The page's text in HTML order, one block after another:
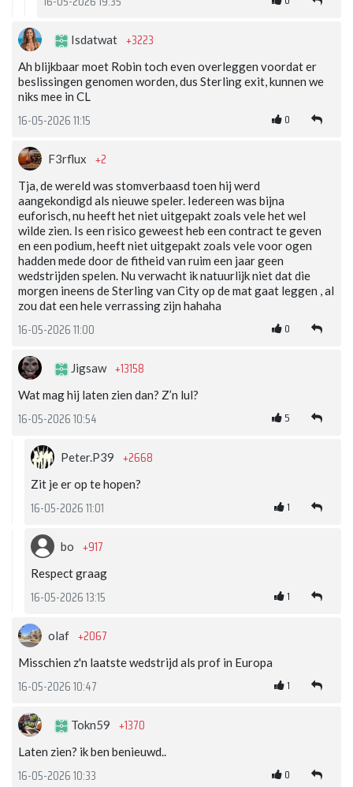
Isdatwat +3223
Ah blijkbaar moet Robin toch even overleggen voordat er
beslissingen genomen worden, dus Sterling exit, kunnen we
niks mee in CL
16-05-2026 11:15 0
F3rflux +2
Tja, de wereld was stomverbaasd toen hij werd
aangekondigd als nieuwe speler. Iedereen was bijna
euforisch, nu heeft het niet uitgepakt zoals vele het wel
wilde zien. Is een risico geweest heb een contract te geven
en een podium, heeft niet uitgepakt zoals vele voor ogen
hadden mede door de fitheid van ruim een jaar geen
wedstrijden spelen. Nu verwacht ik natuurlijk niet dat die
morgen ineens de Sterling van City op de mat gaat leggen , al
zou dat een hele verrassing zijn hahaha
16-05-2026 11:00 0
Jigsaw +13158
Wat mag hij laten zien dan? Z’n lul?
16-05-2026 10:54 5
Peter.P39 +2668
Zit je er op te hopen?
16-05-2026 11:01 1
bo +917
Respect graag
16-05-2026 13:15 1
olaf +2067
Misschien z'n laatste wedstrijd als prof in Europa
16-05-2026 10:47 1
Tokn59 +1370
Laten zien? ik ben benieuwd..
16-05-2026 10:33 0